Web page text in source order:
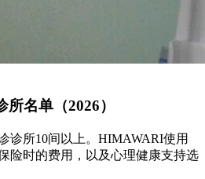
名单（2026）
诊所10间以上。HIMAWARI使用
险时的费用，以及心理健康支持选